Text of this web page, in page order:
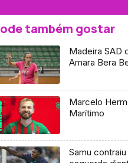
também gostar
Madeira SAD
Amara Bera
Marcelo
Marítimo
Samu